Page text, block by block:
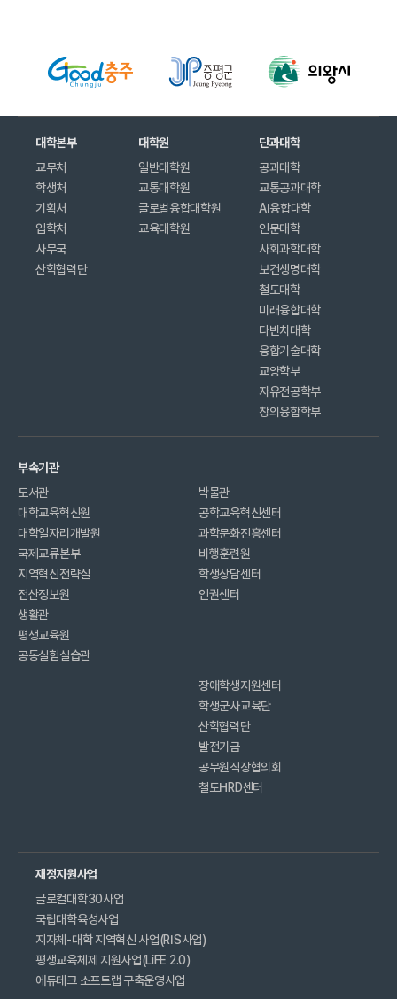
대학본부
교무처
학생처
기획처
입학처
사무국
산학협력단
대학원
일반대학원
교통대학원
글로벌융합대학원
교육대학원
단과대학
공과대학
교통공과대학
AI융합대학
인문대학
사회과학대학
보건생명대학
철도대학
미래융합대학
다빈치대학
융합기술대학
교양학부
자유전공학부
창의융합학부
부속기관
도서관
대학교육혁신원
대학일자리개발원
국제교류본부
지역혁신전략실
전산정보원
생활관
평생교육원
공동실험실습관
박물관
공학교육혁신센터
과학문화진흥센터
비행훈련원
학생상담센터
인권센터
장애학생지원센터
학생군사교육단
산학협력단
발전기금
공무원직장협의회
철도HRD센터
재정지원사업
글로컬대학30사업
국립대학육성사업
지자체-대학 지역혁신 사업(RIS사업)
평생교육체제 지원사업(LiFE 2.0)
에듀테크 소프트랩 구축운영사업